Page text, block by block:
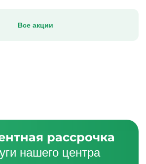
Все акции
рассрочка
нашего центра